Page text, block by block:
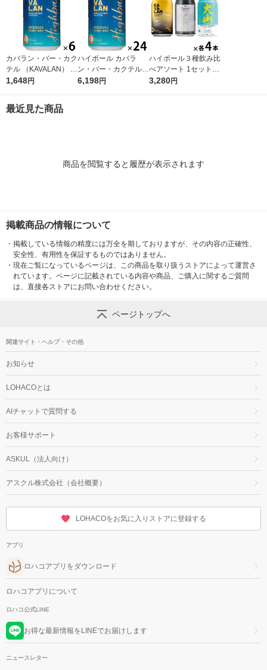
カバラン・バー・カク
テル （KAVALAN） ハ
イボール 320ml×6本
1,648円
ハイボール カバラ
ン・バー・カクテル
(KAVALAN) ハイボー
6,198円
ハイボール３種飲み比
べアソート 1セット(1
2本) 限定
3,280円
最近見た商品
商品を閲覧すると履歴が表示されます
掲載商品の情報について
・ 掲載している情報の精度には万全を期しておりますが、その内容の正確性、
安全性、有用性を保証するものではありません。
・ 現在ご覧になっているページは、この商品を取り扱うストアによって運営さ
れています。ページに記載されている内容や商品、ご購入に関するご質問
は、直接各ストアにお問い合わせください。
ページトップへ
関連サイト・ヘルプ・その他
お知らせ
LOHACOとは
AIチャットで質問する
お客様サポート
ASKUL（法人向け）
アスクル株式会社（会社概要）
LOHACOをお気に入りストアに登録する
アプリ
ロハコアプリをダウンロード
ロハコアプリについて
ロハコ公式LINE
お得な最新情報をLINEでお届けします
ニュースレター